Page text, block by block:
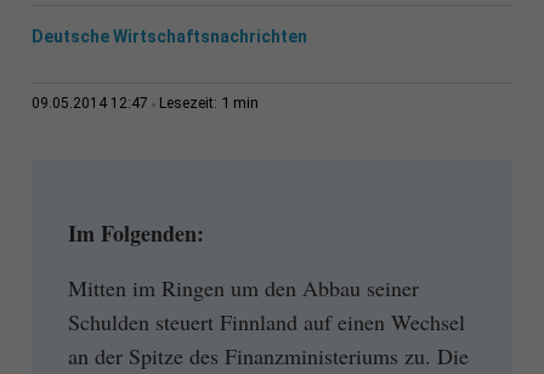
Deutsche Wirtschaftsnachrichten
09.05.2014 12:47 Lesezeit: 1 min
Im Folgenden:
Mitten im Ringen um den Abbau seiner
Schulden steuert Finnland auf einen Wechsel
an der Spitze des Finanzministeriums zu. Die